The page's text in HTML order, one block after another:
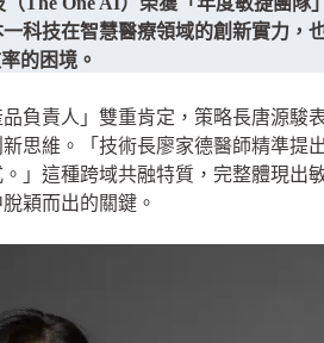
科技在智慧醫療領域的創新實力，
的困境。
負責人」雙重肯定，策略長唐源駿
思維。「技術長廖家德醫師精準提
」這種跨域共融特質，完整體現出
穎而出的關鍵。